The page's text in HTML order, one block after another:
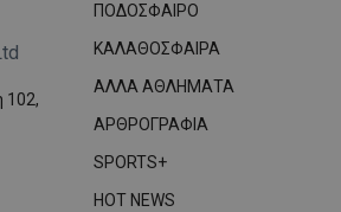
102,
ΠΟΔΟΣΦΑΙΡΟ
ΚΑΛΑΘΟΣΦΑΙΡΑ
ΑΛΛΑ ΑΘΛΗΜΑΤΑ
ΑΡΘΡΟΓΡΑΦΙΑ
SPORTS+
HOT NEWS